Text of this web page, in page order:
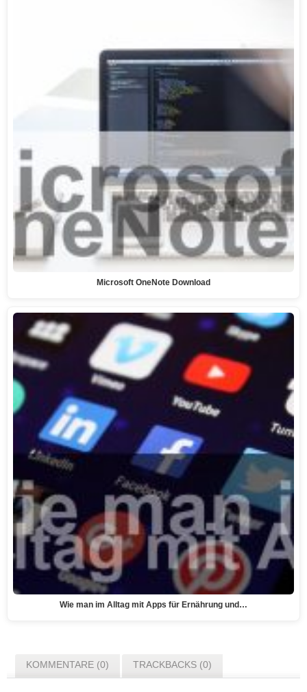
Microsoft OneNote Download
Wie man im Alltag mit Apps für Ernährung und…
KOMMENTARE (0) TRACKBACKS (0)